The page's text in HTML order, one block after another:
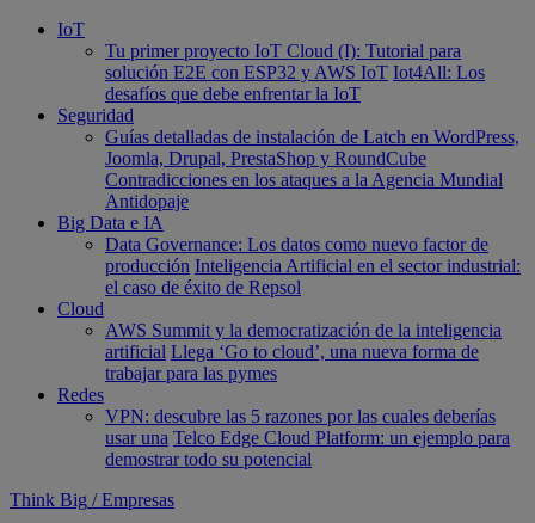
IoT
Tu primer proyecto IoT Cloud (I): Tutorial para
solución E2E con ESP32 y AWS IoT Iot4All: Los
desafíos que debe enfrentar la IoT
Seguridad
Guías detalladas de instalación de Latch en WordPress,
Joomla, Drupal, PrestaShop y RoundCube
Contradicciones en los ataques a la Agencia Mundial
Antidopaje
Big Data e IA
Data Governance: Los datos como nuevo factor de
producción Inteligencia Artificial en el sector industrial:
el caso de éxito de Repsol
Cloud
AWS Summit y la democratización de la inteligencia
artificial Llega ‘Go to cloud’, una nueva forma de
trabajar para las pymes
Redes
VPN: descubre las 5 razones por las cuales deberías
usar una Telco Edge Cloud Platform: un ejemplo para
demostrar todo su potencial
Think Big / Empresas